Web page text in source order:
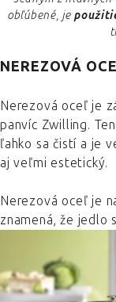
obľúbené, je
NEREZOVÁ
Nerezová oceľ je
panvíc Zwilling.
ľahko sa čistí a je
aj veľmi estetický.
Nerezová oceľ je
znamená, že jedlo